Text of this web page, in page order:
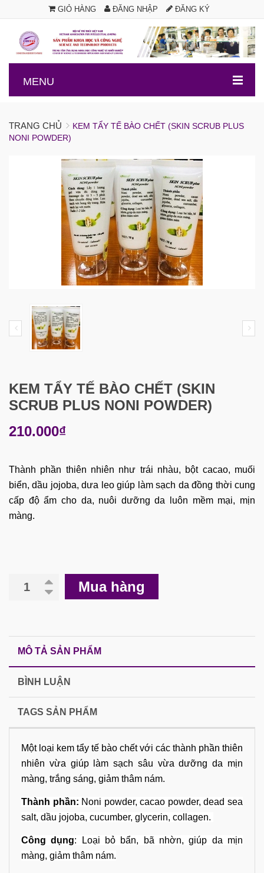
GIỎ HÀNG ĐĂNG NHẬP ĐĂNG KÝ
.
MENU
TRANG CHỦ
KEM TẨY TẾ BÀO CHẾT (SKIN SCRUB PLUS
NONI POWDER)
KEM TẨY TẾ BÀO CHẾT (SKIN
SCRUB PLUS NONI POWDER)
210.000₫
Thành phần thiên nhiên như trái nhàu, bột cacao, muối
biển, dầu jojoba, dưa leo giúp làm sạch da đồng thời cung
cấp độ ẩm cho da, nuôi dưỡng da luôn mềm mại, mịn
màng.
Mua hàng
MÔ TẢ SẢN PHẨM
BÌNH LUẬN
TAGS SẢN PHẨM
Một loại kem tẩy tế bào chết với các thành phần thiên
nhiên vừa giúp làm sạch sâu vừa dưỡng da mịn
màng, trắng sáng, giảm thâm nám.
Thành phần: Noni powder, cacao powder, dead sea
salt, dầu jojoba, cucumber, glycerin, collagen.
Công dụng: Loại bỏ bẩn, bã nhờn, giúp da mịn
màng, giảm thâm nám.